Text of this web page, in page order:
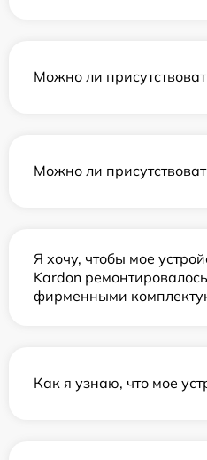
Можно ли
Можно ли
Я хочу, чтобы мое
Kardon
фирменными
Как я узнаю, что мое